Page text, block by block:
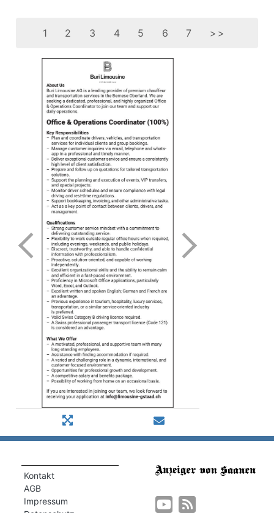
1 2 3 4 5 6 7 >>
Kontakt
AGB
Impressum